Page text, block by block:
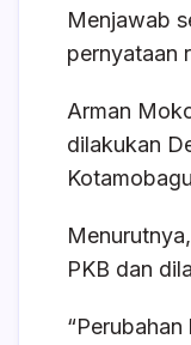
o
o
k
p
p
Menjawab
pernyataan
Arman
dilakukan
PKB dan